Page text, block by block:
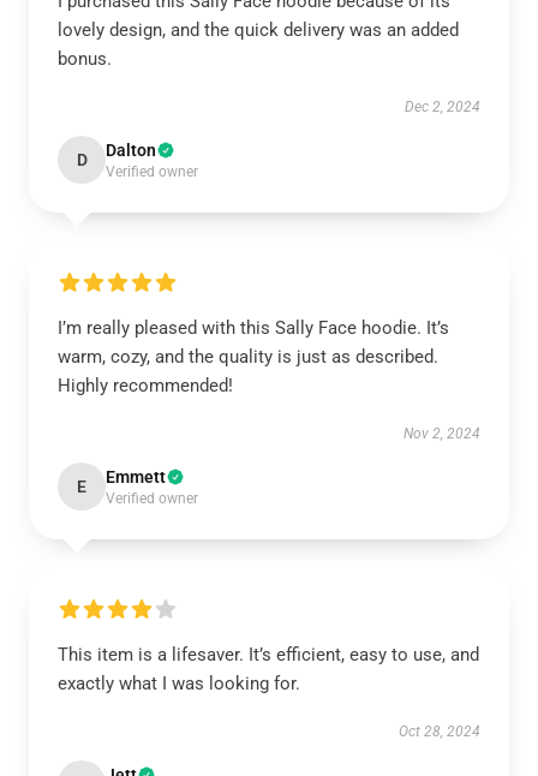
lovely design, and the quick delivery was an added
bonus.
Dec 2, 2024
D Dalton
Verified owner
I’m really pleased with this Sally Face hoodie. It’s
warm, cozy, and the quality is just as described.
Highly recommended!
Nov 2, 2024
E Emmett
Verified owner
This item is a lifesaver. It’s efficient, easy to use, and
exactly what I was looking for.
Oct 28, 2024